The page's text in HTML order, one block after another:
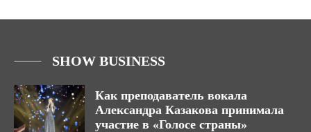
SHOW BUSINESS
Как преподаватель вокала
Александра Казакова принимала
участие в «Голосе страны»